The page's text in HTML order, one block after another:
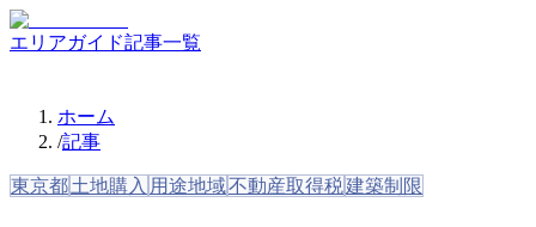
エリアガイド記事一覧
ホーム
/記事
東京都土地購入 用途地域不動産取得税建築制限